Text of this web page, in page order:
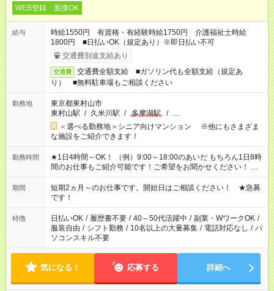
WEB登録・面接OK
給与
時給1550円 有資格・有経験時給1750円 介護福祉士時給
1800円 ■日払いOK（規定あり）※即日払い不可
交通費別途支給あり
交通費
交通費全額支給 ■ガソリン代も全額支給（規定あ
り） ■無料駐車場もご相談ください
勤務地
東京都東村山市
東村山駅 / 久米川駅 / 多摩湖駅 / …
＜選べる勤務地＞シニア向けマンション ※他にもさまざま
な施設をご紹介できます！
勤務時間
★1日4時間～OK！ （例）9:00～18:00のあいだ もちろん1日8時
間のお仕事もご紹介可能です！ご希望をお聞かせください！ ★
家庭の都合でお休みが必要な場合も遠慮なくご相談ください。
※週最低15時間以上の勤務が必要です
期間
短期2ヵ月～のお仕事です。開始日はご相談ください！ ★急募
です！
特徴 日払いOK / 履歴書不要 / 40～50代活躍中 / 副業・WワークOK /
服装自由 / シフト勤務 / 10名以上の大量募集 / 電話対応なし / パ
ソコンスキル不要
気になる！ 応募する 詳細へ